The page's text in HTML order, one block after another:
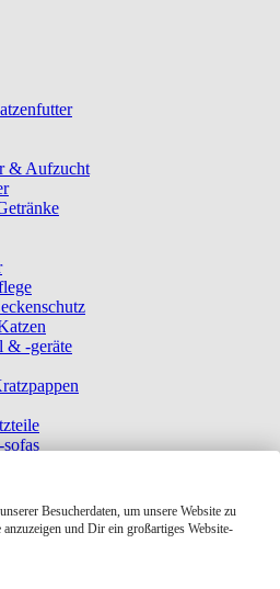
& Aufzucht
& -geräte
-matten
Besucherdaten, um unsere Website zu
und Dir ein großartiges Website-